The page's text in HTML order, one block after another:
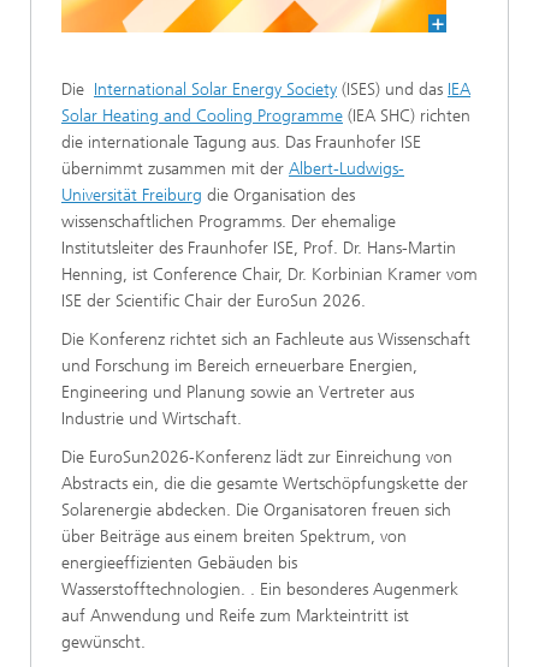
Die International Solar Energy Society (ISES) und das IEA
Solar Heating and Cooling Programme (IEA SHC) richten
die internationale Tagung aus. Das Fraunhofer ISE
übernimmt zusammen mit der Albert-Ludwigs-
Universität Freiburg die Organisation des
wissenschaftlichen Programms. Der ehemalige
Institutsleiter des Fraunhofer ISE, Prof. Dr. Hans-Martin
Henning, ist Conference Chair, Dr. Korbinian Kramer vom
ISE der Scientific Chair der EuroSun 2026.
Die Konferenz richtet sich an Fachleute aus Wissenschaft
und Forschung im Bereich erneuerbare Energien,
Engineering und Planung sowie an Vertreter aus
Industrie und Wirtschaft.
Die EuroSun2026-Konferenz lädt zur Einreichung von
Abstracts ein, die die gesamte Wertschöpfungskette der
Solarenergie abdecken. Die Organisatoren freuen sich
über Beiträge aus einem breiten Spektrum, von
energieeffizienten Gebäuden bis
Wasserstofftechnologien. . Ein besonderes Augenmerk
auf Anwendung und Reife zum Markteintritt ist
gewünscht.